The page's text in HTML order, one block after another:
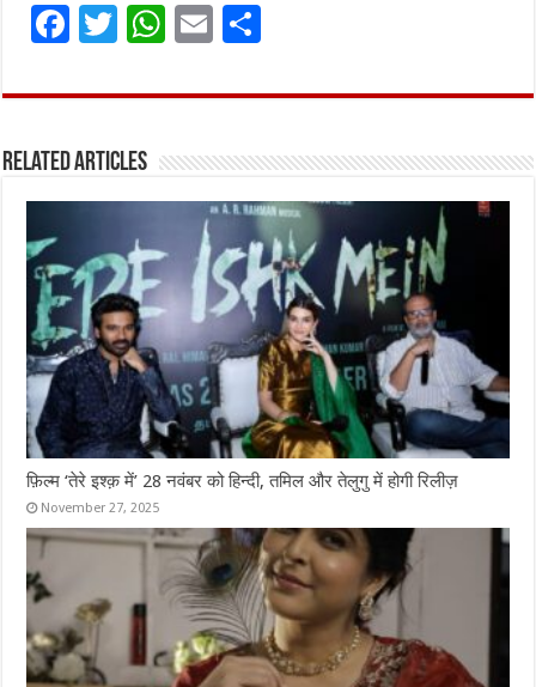
F
ce
o
o
k
T
it
r
W
at
A
p
p
E
ai ar
Related Articles
फ़िल्म ‘तेरे इश्क़ में’ 28 नवंबर को हिन्दी, तमिल और तेलुगु में होगी रिलीज़
November 27, 2025